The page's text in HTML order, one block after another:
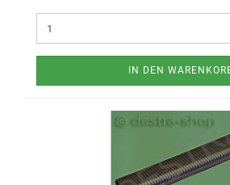
IN DEN